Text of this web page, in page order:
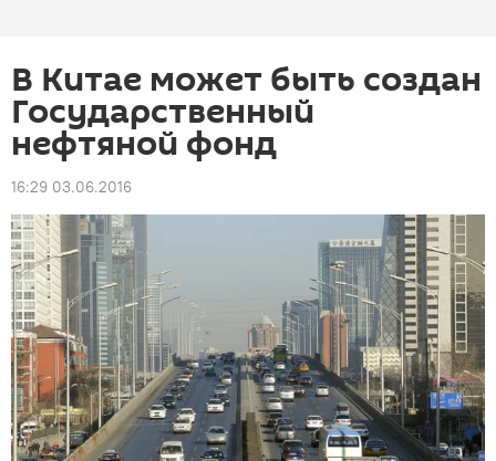
В Китае может быть создан
Государственный
нефтяной фонд
16:29 03.06.2016